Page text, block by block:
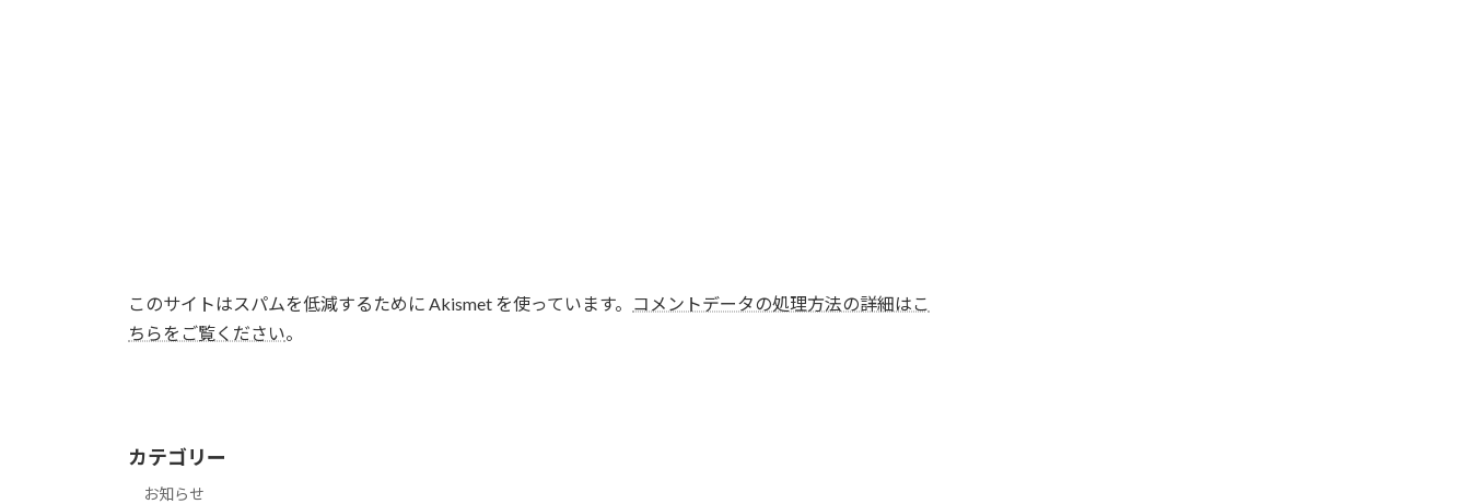
このサイトはスパムを低減するために Akismet を使っています。
コメントデータの処理方法の詳細はこ
ちらをご覧ください。
カテゴリー
お知らせ